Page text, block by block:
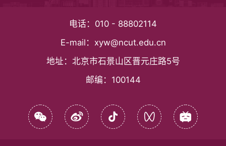
电话： 010 - 88802114
E-mail： xyw@ncut.edu.cn
地址： 北京市石景山区晋元庄路5号
邮编： 100144